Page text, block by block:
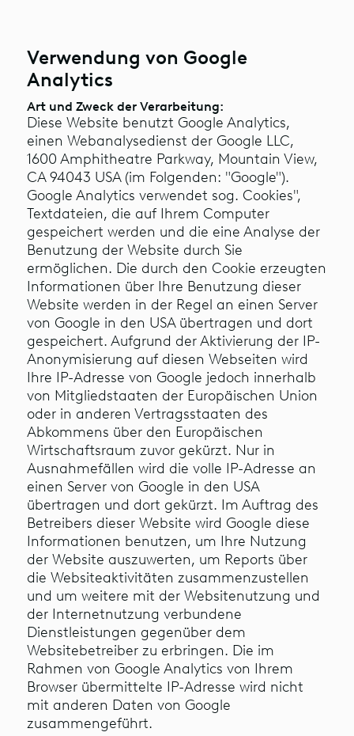
Verwendung von Google
Analytics
Art und Zweck der Verarbeitung:
Diese Website benutzt Google Analytics,
einen Webanalysedienst der Google LLC,
1600 Amphitheatre Parkway, Mountain View,
CA 94043 USA (im Folgenden: "Google").
Google Analytics verwendet sog. Cookies",
Textdateien, die auf Ihrem Computer
gespeichert werden und die eine Analyse der
Benutzung der Website durch Sie
ermöglichen. Die durch den Cookie erzeugten
Informationen über Ihre Benutzung dieser
Website werden in der Regel an einen Server
von Google in den USA übertragen und dort
gespeichert. Aufgrund der Aktivierung der IP-
Anonymisierung auf diesen Webseiten wird
Ihre IP-Adresse von Google jedoch innerhalb
von Mitgliedstaaten der Europäischen Union
oder in anderen Vertragsstaaten des
Abkommens über den Europäischen
Wirtschaftsraum zuvor gekürzt. Nur in
Ausnahmefällen wird die volle IP-Adresse an
einen Server von Google in den USA
übertragen und dort gekürzt. Im Auftrag des
Betreibers dieser Website wird Google diese
Informationen benutzen, um Ihre Nutzung
der Website auszuwerten, um Reports über
die Websiteaktivitäten zusammenzustellen
und um weitere mit der Websitenutzung und
der Internetnutzung verbundene
Dienstleistungen gegenüber dem
Websitebetreiber zu erbringen. Die im
Rahmen von Google Analytics von Ihrem
Browser übermittelte IP-Adresse wird nicht
mit anderen Daten von Google
zusammengeführt.